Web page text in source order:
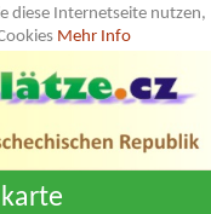
diese Internetseite nutzen,
Mehr Info